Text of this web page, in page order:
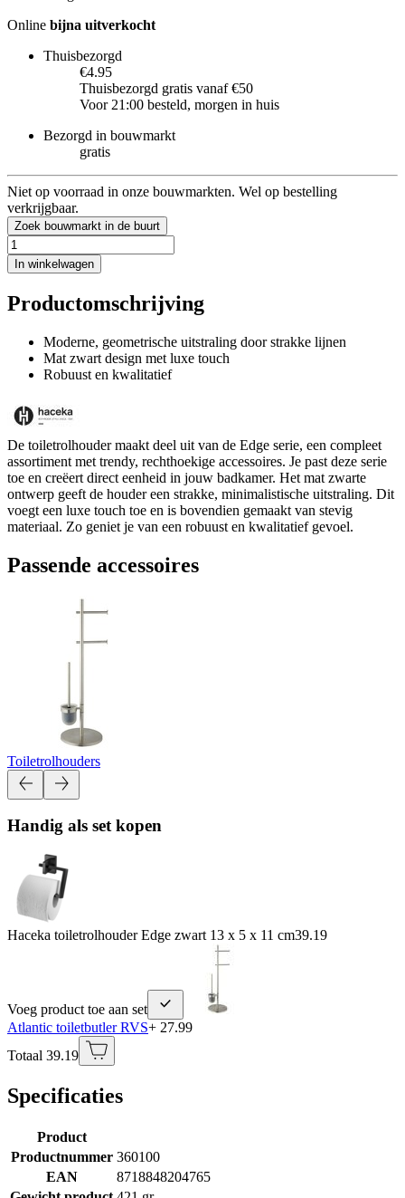
Online bijna uitverkocht
Thuisbezorgd
€4.95
Thuisbezorgd gratis vanaf €50
Voor 21:00 besteld, morgen in huis
Bezorgd in bouwmarkt
gratis
Niet op voorraad in onze bouwmarkten. Wel op bestelling
verkrijgbaar.
Zoek bouwmarkt in de buurt
In winkelwagen
Productomschrijving
Moderne, geometrische uitstraling door strakke lijnen
Mat zwart design met luxe touch
Robuust en kwalitatief
De toiletrolhouder maakt deel uit van de Edge serie, een compleet
assortiment met trendy, rechthoekige accessoires. Je past deze serie
toe en creëert direct eenheid in jouw badkamer. Het mat zwarte
ontwerp geeft de houder een strakke, minimalistische uitstraling. Dit
voegt een luxe touch toe en is bovendien gemaakt van stevig
materiaal. Zo geniet je van een robuust en kwalitatief gevoel.
Passende accessoires
Toiletrolhouders
Handig als set kopen
Haceka toiletrolhouder Edge zwart 13 x 5 x 11 cm39.19
Voeg product toe aan set
Atlantic toiletbutler RVS+ 27.99
Totaal 39.19
Specificaties
Product
Productnummer 360100
EAN
8718848204765